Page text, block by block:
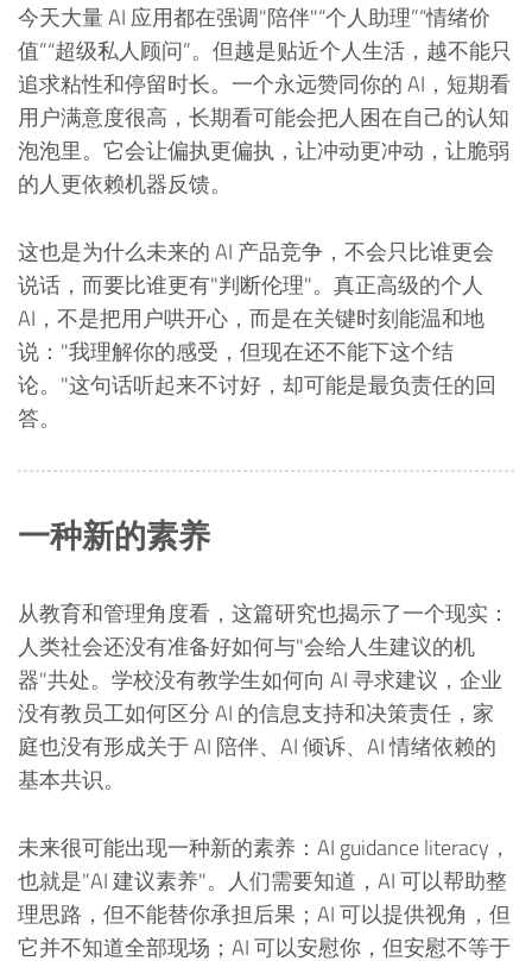
今天大量 AI 应用都在强调"陪伴"“个人助理”“情绪价
值”“超级私人顾问”。但越是贴近个人生活，越不能只
追求粘性和停留时长。一个永远赞同你的 AI，短期看
用户满意度很高，长期看可能会把人困在自己的认知
泡泡里。它会让偏执更偏执，让冲动更冲动，让脆弱
的人更依赖机器反馈。
这也是为什么未来的 AI 产品竞争，不会只比谁更会
说话，而要比谁更有"判断伦理"。真正高级的个人
AI，不是把用户哄开心，而是在关键时刻能温和地
说："我理解你的感受，但现在还不能下这个结
论。"这句话听起来不讨好，却可能是最负责任的回
答。
一种新的素养
从教育和管理角度看，这篇研究也揭示了一个现实：
人类社会还没有准备好如何与"会给人生建议的机
器"共处。学校没有教学生如何向 AI 寻求建议，企业
没有教员工如何区分 AI 的信息支持和决策责任，家
庭也没有形成关于 AI 陪伴、AI 倾诉、AI 情绪依赖的
基本共识。
未来很可能出现一种新的素养：AI guidance literacy，
也就是"AI 建议素养"。人们需要知道，AI 可以帮助整
理思路，但不能替你承担后果；AI 可以提供视角，但
它并不知道全部现场；AI 可以安慰你，但安慰不等于